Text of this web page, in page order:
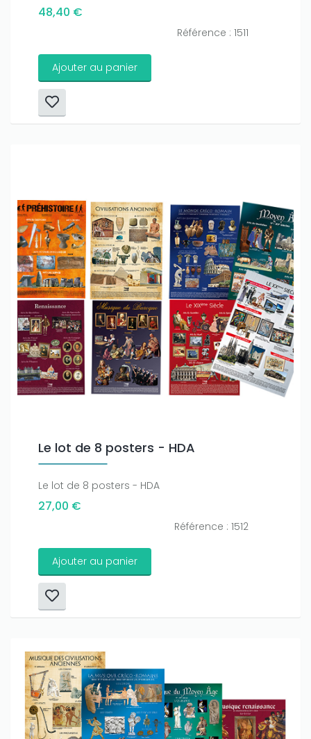
48,40 €
Référence : 1511
Ajouter au panier
Le lot de 8 posters - HDA
Le lot de 8 posters - HDA
27,00 €
Référence : 1512
Ajouter au panier